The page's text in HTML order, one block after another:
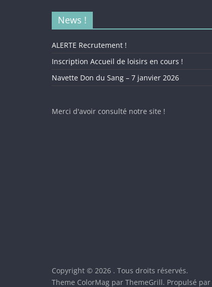
News !
ALERTE Recrutement !
Inscription Accueil de loisirs en cours !
Navette Don du Sang – 7 janvier 2026
Merci d'avoir consulté notre site !
Copyright © 2026 . Tous droits réservés.
Theme ColorMag par ThemeGrill. Propulsé par